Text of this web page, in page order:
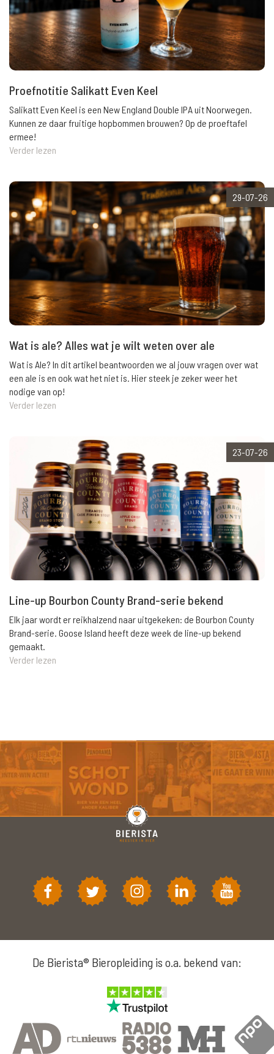
Proefnotitie Salikatt Even Keel
Salikatt Even Keel is een New England Double IPA uit Noorwegen.
Kunnen ze daar fruitige hopbommen brouwen? Op de proeftafel
ermee!
Verder lezen
29-07-26
Wat is ale? Alles wat je wilt weten over ale
Wat is Ale? In dit artikel beantwoorden we al jouw vragen over wat
een ale is en ook wat het niet is. Hier steek je zeker weer het
nodige van op!
Verder lezen
23-07-26
Line-up Bourbon County Brand-serie bekend
Elk jaar wordt er reikhalzend naar uitgekeken: de Bourbon County
Brand-serie. Goose Island heeft deze week de line-up bekend
gemaakt.
Verder lezen
De Bierista® Bieropleiding is o.a. bekend van: